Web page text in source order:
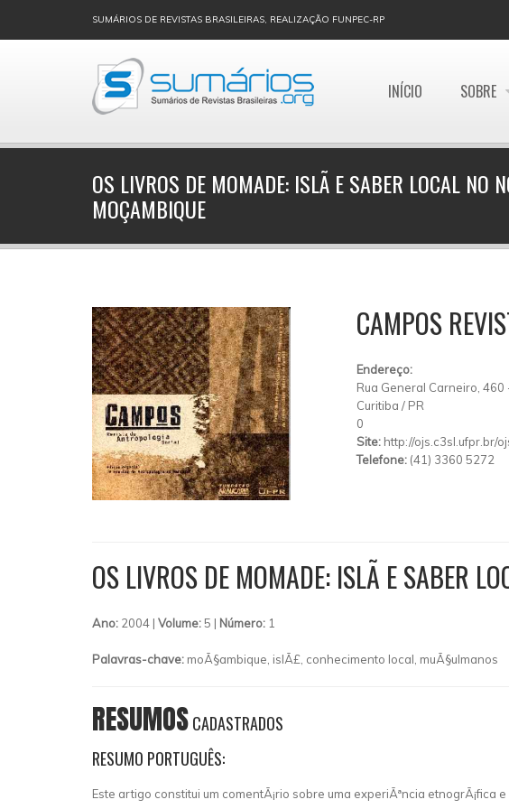
SUMÁRIOS DE REVISTAS BRASILEIRAS, REALIZAÇÃO FUNPEC-RP
INÍCIO SOBRE
OS LIVROS DE MOMADE: ISLÃ E SABER LOCAL NO
MOÇAMBIQUE
CAMPOS
Endereço:
Rua General Carneiro, 460
Curitiba / PR
0
Site: http://ojs.c3sl.ufpr.br/
Telefone: (41) 3360 5272
OS LIVROS DE MOMADE: ISLÃ E SABER
Ano: 2004 | Volume:5 | Número: 1
Palavras-chave:moÃ§ambique, islÃ£, conhecimento local, muÃ§ulmanos
RESUMOSCADASTRADOS
RESUMO PORTUGUÊS:
Este artigo constitui um comentÃ¡rio sobre uma experiÃªncia etnogrÃ¡fica